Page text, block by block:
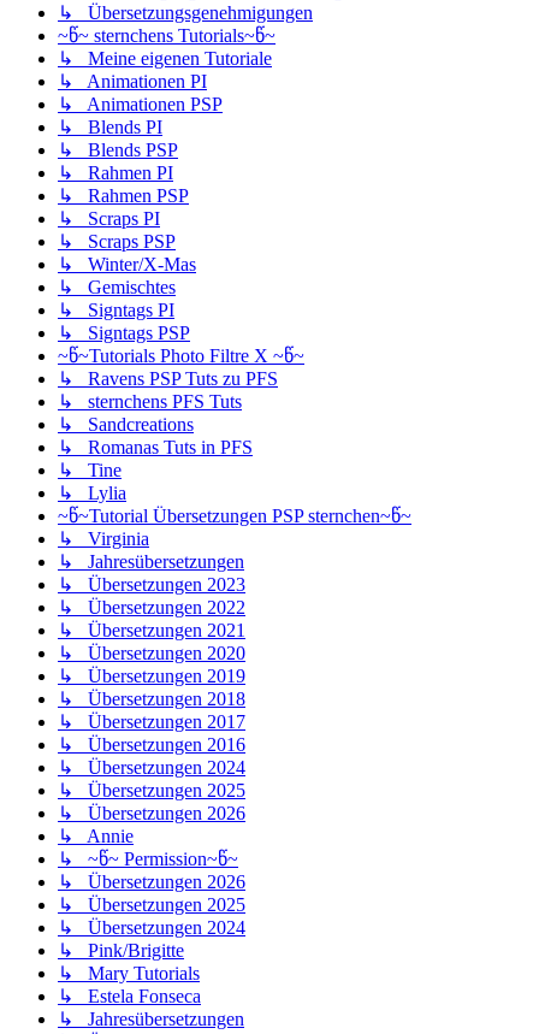
↳ Übersetzungsgenehmigungen
~წ~ sternchens Tutorials~წ~
↳ Meine eigenen Tutoriale
↳ Animationen PI
↳ Animationen PSP
↳ Blends PI
↳ Blends PSP
↳ Rahmen PI
↳ Rahmen PSP
↳ Scraps PI
↳ Scraps PSP
↳ Winter/X-Mas
↳ Gemischtes
↳ Signtags PI
↳ Signtags PSP
~წ~Tutorials Photo Filtre X ~წ~
↳ Ravens PSP Tuts zu PFS
↳ sternchens PFS Tuts
↳ Sandcreations
↳ Romanas Tuts in PFS
↳ Tine
↳ Lylia
~წ~Tutorial Übersetzungen PSP sternchen~წ~
↳ Virginia
↳ Jahresübersetzungen
↳ Übersetzungen 2023
↳ Übersetzungen 2022
↳ Übersetzungen 2021
↳ Übersetzungen 2020
↳ Übersetzungen 2019
↳ Übersetzungen 2018
↳ Übersetzungen 2017
↳ Übersetzungen 2016
↳ Übersetzungen 2024
↳ Übersetzungen 2025
↳ Übersetzungen 2026
↳ Annie
↳ ~წ~ Permission~წ~
↳ Übersetzungen 2026
↳ Übersetzungen 2025
↳ Übersetzungen 2024
↳ Pink/Brigitte
↳ Mary Tutorials
↳ Estela Fonseca
↳ Jahresübersetzungen